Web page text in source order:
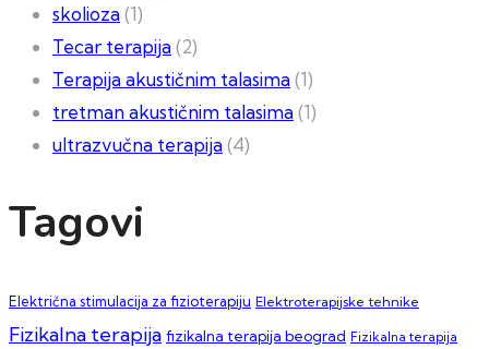
skolioza(1)
Tecar terapija(2)
Terapija akustičnim talasima(1)
tretman akustičnim talasima(1)
ultrazvučna terapija(4)
Tagovi
Električna stimulacija za fizioterapiju Elektroterapijske tehnike
Fizikalna terapija fizikalna terapija beograd Fizikalna terapija